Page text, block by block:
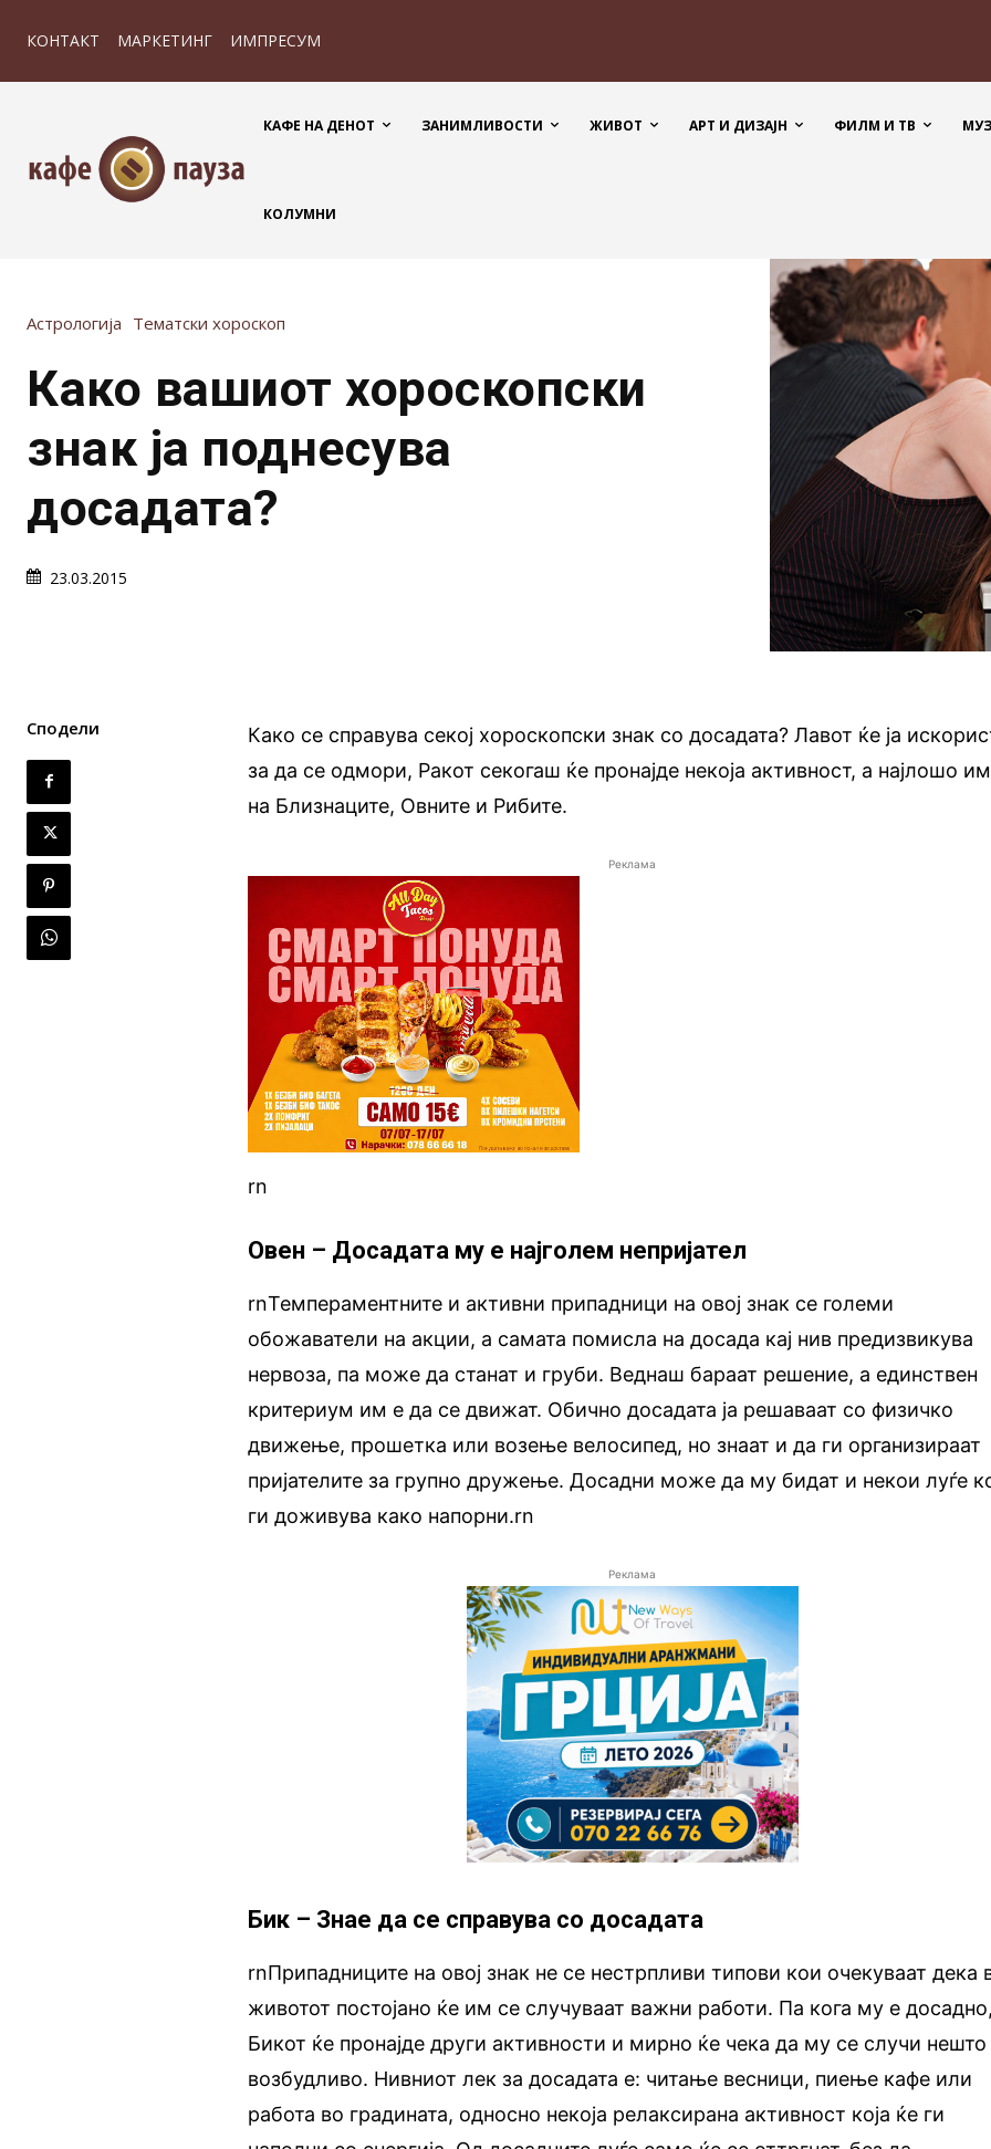
КОНТАКТ МАРКЕТИНГ ИМПРЕСУМ
КАФЕ НА ДЕНОТ ЗАНИМЛИВОСТИ ЖИВОТ АРТ И ДИЗАЈН ФИЛМ И ТВ
КОЛУМНИ
Астрологија Тематски хороскоп
Како вашиот хороскопски
знак ја поднесува
досадата?
23.03.2015
Сподели
Како се справува секој хороскопски знак со досадата? Лавот ќе ја
за да се одмори, Ракот секогаш ќе пронајде некоја активност, а најлошо
на Близнаците, Овните и Рибите.
Реклама
rn
Овен – Досадата му е најголем непријател
rnТемпераментните и активни припадници на овој знак се големи
обожаватели на акции, а самата помисла на досада кај нив предизвикува
нервоза, па може да станат и груби. Веднаш бараат решение, а единствен
критериум им е да се движат. Обично досадата ја решаваат со физичко
движење, прошетка или возење велосипед, но знаат и да ги организираат
пријателите за групно дружење. Досадни може да му бидат и некои луѓе
ги доживува како напорни.rn
Реклама
Бик – Знае да се справува со досадата
rnПрипадниците на овој знак не се нестрпливи типови кои очекуваат дека
животот постојано ќе им се случуваат важни работи. Па кога му е
Бикот ќе пронајде други активности и мирно ќе чека да му се случи нешто
возбудливо. Нивниот лек за досадата е: читање весници, пиење кафе или
работа во градината, односно некоја релаксирана активност која ќе ги